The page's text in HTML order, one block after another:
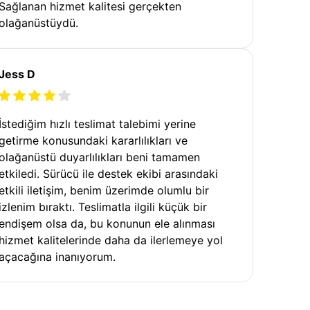
hizmet kalitesi gerçekten
D
hızlı teslimat talebimi yerine
konusundaki kararlılıkları ve
duyarlılıkları beni tamamen
Sürücü ile destek ekibi arasındaki
iletişim, benim üzerimde olumlu bir
bıraktı. Teslimatla ilgili küçük bir
olsa da, bu konunun ele alınması
kalitelerinde daha da ilerlemeye yol
inanıyorum.